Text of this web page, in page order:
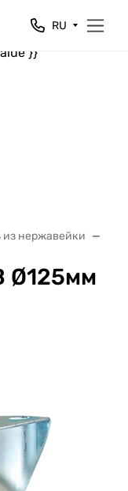
}}
RU
из нержавейки
Ø125мм